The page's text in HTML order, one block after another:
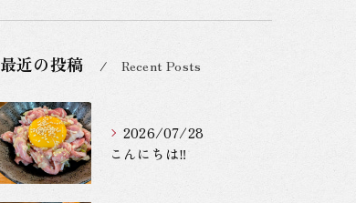
最近の投稿 Recent Posts
2026/07/28
こんにちは‼️